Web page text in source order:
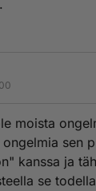
moista
sen
kanssa ja
se